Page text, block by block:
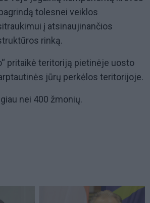
tolesnei veiklos
į atsinaujinančios
rinką.
pritaikė teritoriją pietinėje uosto
jūrų perkėlos teritorijoje.
nei 400 žmonių.